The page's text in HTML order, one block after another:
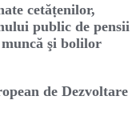
cetăṭenilor,
public de pensii
şi bolilor
de Dezvoltare